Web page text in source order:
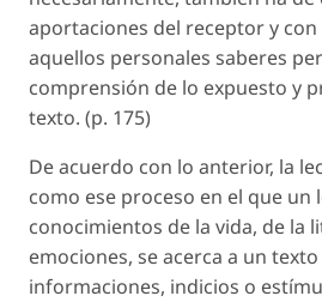
aportaciones del receptor y con
aquellos personales saberes
comprensión de lo expuesto y
texto. (p. 175)
De acuerdo con lo anterior, la
como ese proceso en el que un
conocimientos de la vida, de la
emociones, se acerca a un
informaciones, indicios o